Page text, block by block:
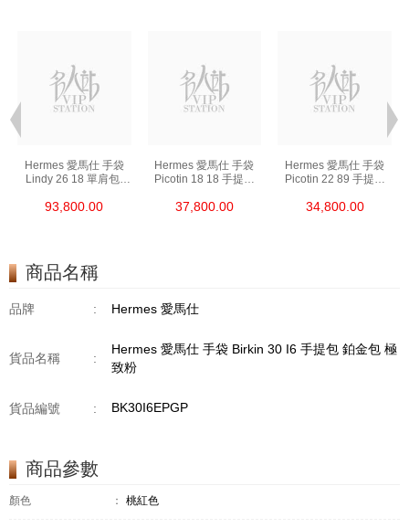
Hermes 愛馬仕 手袋
Lindy 26 18 單肩包/
93,800.00
Hermes 愛馬仕 手袋
Picotin 18 18 手提包
37,800.00
Hermes 愛馬仕 手袋
Picotin 22 89 手提包
34,800.00
商品名稱
品牌 : Hermes 愛馬仕
貨品名稱 :
Hermes 愛馬仕 手袋 Birkin 30 I6 手提包 鉑金包 極
致粉
貨品編號 : BK30I6EPGP
商品參數
顏色 ： 桃紅色